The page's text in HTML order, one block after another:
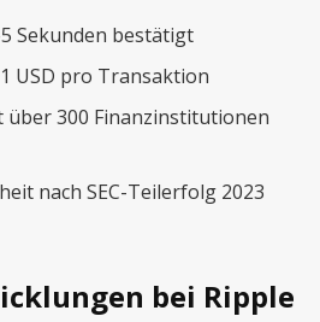
Sekunden bestätigt
USD pro Transaktion
300 Finanzinstitutionen
nach SEC-Teilerfolg 2023
bei Ripple